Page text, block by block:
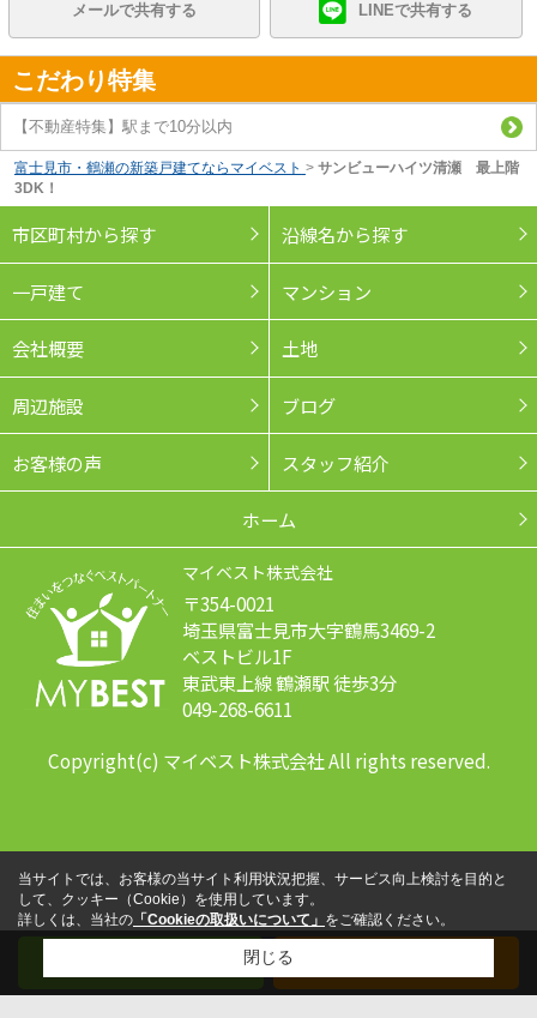
メールで共有する LINEで共有する
こだわり特集
【不動産特集】駅まで10分以内
富士見市・鶴瀬の新築戸建てならマイベスト > サンビューハイツ清瀬 最上階
3DK！
市区町村から探す 沿線名から探す
一戸建て マンション
会社概要 土地
周辺施設 ブログ
お客様の声 スタッフ紹介
ホーム
マイベスト株式会社
〒354-0021
埼玉県富士見市大字鶴馬3469-2
ベストビル1F
東武東上線 鶴瀬駅 徒歩3分
049-268-6611
Copyright(c) マイベスト株式会社 All rights reserved.
当サイトでは、お客様の当サイト利用状況把握、サービス向上検討を目的と
して、クッキー（Cookie）を使用しています。
詳しくは、当社の 「Cookieの取扱いについて」 をご確認ください。
閉じる